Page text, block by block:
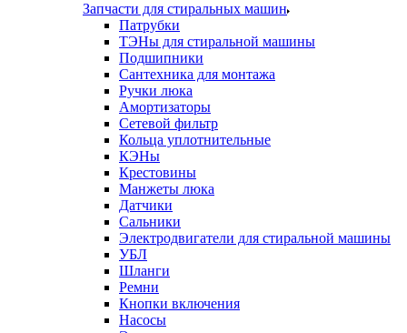
Запчасти для стиральных машин
Патрубки
ТЭНы для стиральной машины
Подшипники
Сантехника для монтажа
Ручки люка
Амортизаторы
Сетевой фильтр
Кольца уплотнительные
КЭНы
Крестовины
Манжеты люка
Датчики
Сальники
Электродвигатели для стиральной машины
УБЛ
Шланги
Ремни
Кнопки включения
Насосы